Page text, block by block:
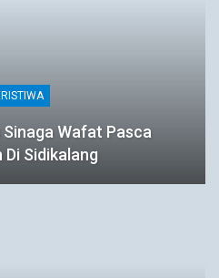
Wafat Pasca
Di Sidikalang